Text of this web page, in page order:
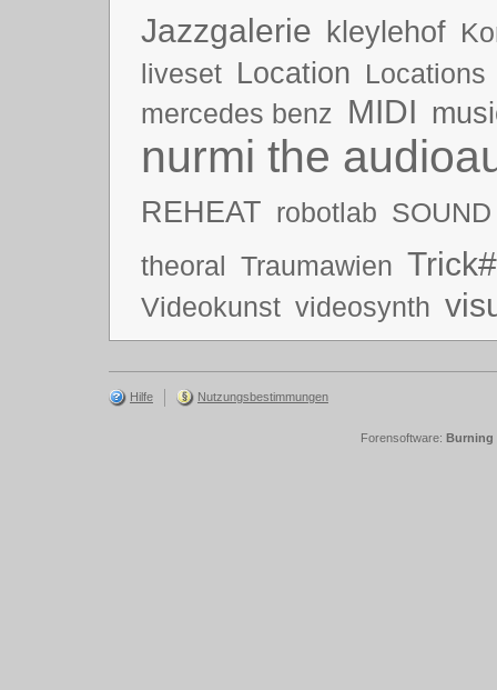
Jazzgalerie kleylehof
liveset Location Locations
mercedes benz MIDI
nurmi the
REHEAT robotlab SOUND
theoral Traumawien
Videokunst videosynth
Hilfe Nutzungsbestimmungen
Forensoftware: Burning